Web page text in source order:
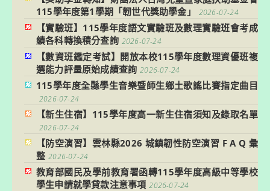
115學年度第1學期「韌世代獎助學金」
2026-07-24
【實驗班】115學年度語文實驗班及數理實驗班會考成
績各科轉換積分查詢 2026-07-24
【數資班鑑定考試】開放本校115學年度數理資優班複
選能力評量原始成績查詢 2026-07-24
115學年度全縣學生音樂暨師生鄉土歌謠比賽指定曲目
2026-07-24
【新生住宿】115學年度高一新生住宿須知及錄取名單
2026-07-24
【防空演習】雲林縣2026 城鎮韌性防空演習 F A Q 彙
整 2026-07-24
教育部國民及學前教育署函轉115學年度高級中等學校
學生申請就學貸款注意事項 2026-07-24